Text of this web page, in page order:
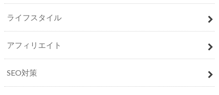
ライフスタイル
アフィリエイト
SEO対策